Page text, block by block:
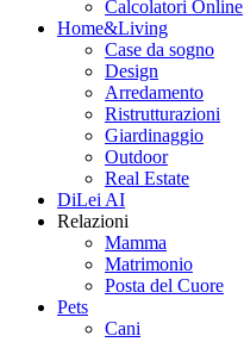
Calcolatori Online
Home&Living
Case da sogno
Design
Arredamento
Ristrutturazioni
Giardinaggio
Outdoor
Real Estate
DiLei AI
Relazioni
Mamma
Matrimonio
Posta del Cuore
Pets
Cani